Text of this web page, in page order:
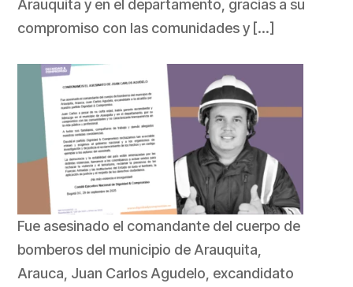
Arauquita y en el departamento, gracias a su
compromiso con las comunidades y […]
Fue asesinado el comandante del cuerpo de
bomberos del municipio de Arauquita,
Arauca, Juan Carlos Agudelo, excandidato